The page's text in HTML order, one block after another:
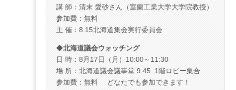
講 師：清末 愛砂さん（室蘭工業大学大学院教授）
参加費：無料
主 催：8.15北海道集会実行委員会
◆北海道議会ウォッチング
日 時：8月17日（月）10:00～11:30
場 所：北海道議会議事堂 9:45 1階ロビー集合
参加費：無料 どなたでも参加できます！